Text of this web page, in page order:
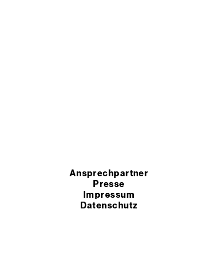
Ansprechpartner
Presse
Impressum
Datenschutz